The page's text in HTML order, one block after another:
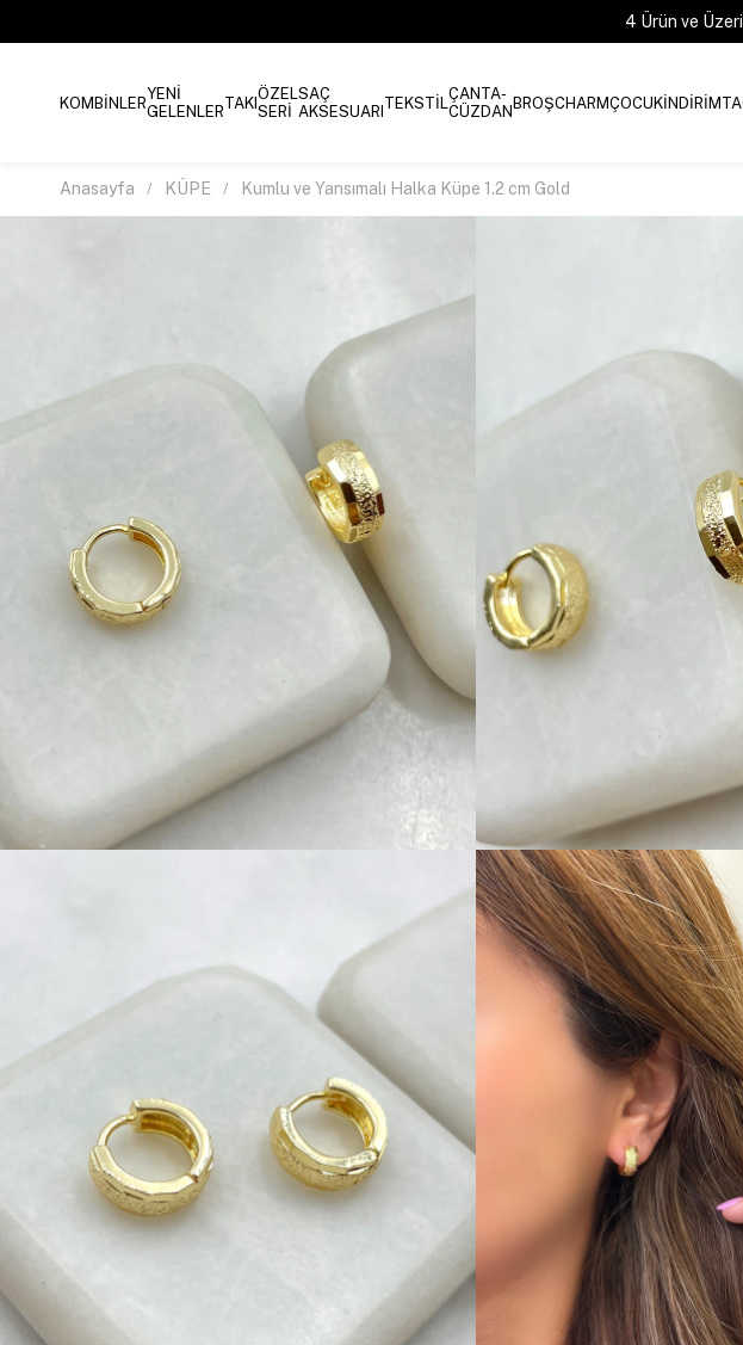
4 Ürün ve
KOMBİNLERYENİ
GELENLERTAKIÖZEL
SERİ
SAÇ
AKSESUARI TEKSTİLÇANTA-
CÜZDANBROŞCHARMÇOCUKİNDİRİM
Anasayfa KÜPE Kumlu ve Yansımalı Halka Küpe 1.2 cm Gold